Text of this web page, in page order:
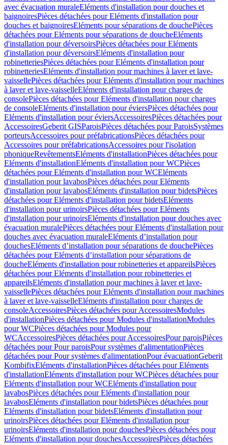
avec évacuation muraleEléments d'installation pour douches et
baignoiresPièces détachées pour Eléments d'installation pour
douches et baignoiresEléments pour séparations de douchePièces
détachées pour Eléments pour séparations de doucheEléments
d'installation pour déversoirsPièces détachées pour Eléments
d'installation pour déversoirsEléments d'installation pour
robinetteriesPièces détachées pour Eléments d'installation pour
robinetteriesEléments d'installation pour machines à laver et lave-
vaissellePièces détachées pour Eléments d'installation pour machines
à laver et lave-vaisselleEléments d'installation pour charges de
consolePièces détachées pour Eléments d'installation pour charges
de consoleEléments d'installation pour éviersPièces détachées pour
Eléments d'installation pour éviersAccessoiresPièces détachées pour
AccessoiresGeberit GISParoisPièces détachées pour ParoisSystèmes
porteursAccessoires pour préfabricationsPièces détachées pour
Accessoires pour préfabricationsAccessoires pour l'isolation
phoniqueRevêtementsEléments d'installationPièces détachées pour
Eléments d'installationEléments d'installation pour WCPièces
détachées pour Eléments d'installation pour WCEléments
d'installation pour lavabosPièces détachées pour Eléments
d'installation pour lavabosEléments d'installation pour bidetsPièces
détachées pour Eléments d'installation pour bidetsEléments
d'installation pour urinoirsPièces détachées pour Eléments
d'installation pour urinoirsEléments d'installation pour douches avec
évacuation muralePièces détachées pour Eléments d'installation pour
douches avec évacuation muraleEléments d’installation pour
douchesEléments d’installation pour séparations de douchePièces
détachées pour Eléments d’installation pour séparations de
doucheEléments d'installation pour robinetteries et appareilsPièces
détachées pour Eléments d'installation pour robinetteries et
appareilsEléments d'installation pour machines à laver et lave-
vaissellePièces détachées pour Eléments d'installation pour machines
à laver et lave-vaisselleEléments d'installation pour charges de
consoleAccessoiresPièces détachées pour AccessoiresModules
d'installationPièces détachées pour Modules d'installationModules
pour WCPièces détachées pour Modules pour
WCAccessoiresPièces détachées pour AccessoiresPour paroisPièces
détachées pour Pour paroisPour systèmes d'alimentationPièces
détachées pour Pour systèmes d'alimentationPour évacuationGeberit
KombifixEléments d'installationPièces détachées pour Eléments
d'installationEléments d'installation pour WCPièces détachées pour
Eléments d'installation pour WCEléments d'installation pour
lavabosPièces détachées pour Eléments d'installation pour
lavabosEléments d'installation pour bidetsPièces détachées pour
Eléments d'installation pour bidetsEléments d'installation pour
urinoirsPièces détachées pour Eléments d'installation pour
urinoirsEléments d'installation pour douchesPièces détachées pour
Eléments d'installation pour douchesAccessoiresPièces détachées